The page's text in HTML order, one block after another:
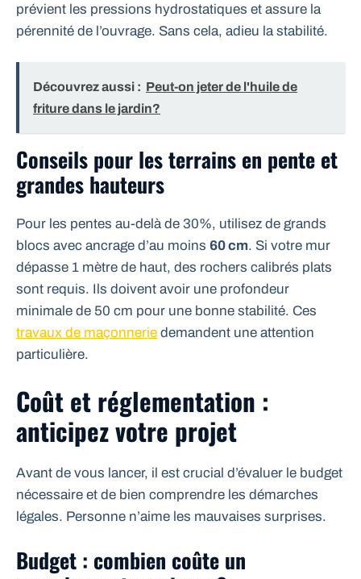
prévient les pressions hydrostatiques et assure la
pérennité de l’ouvrage. Sans cela, adieu la stabilité.
Découvrez aussi : Peut-on jeter de l'huile de
friture dans le jardin?
Conseils pour les terrains en pente et
grandes hauteurs
Pour les pentes au-delà de 30%, utilisez de grands
blocs avec ancrage d’au moins 60 cm. Si votre mur
dépasse 1 mètre de haut, des rochers calibrés plats
sont requis. Ils doivent avoir une profondeur
minimale de 50 cm pour une bonne stabilité. Ces
travaux de maçonnerie demandent une attention
particulière.
Coût et réglementation :
anticipez votre projet
Avant de vous lancer, il est crucial d’évaluer le budget
nécessaire et de bien comprendre les démarches
légales. Personne n’aime les mauvaises surprises.
Budget : combien coûte un